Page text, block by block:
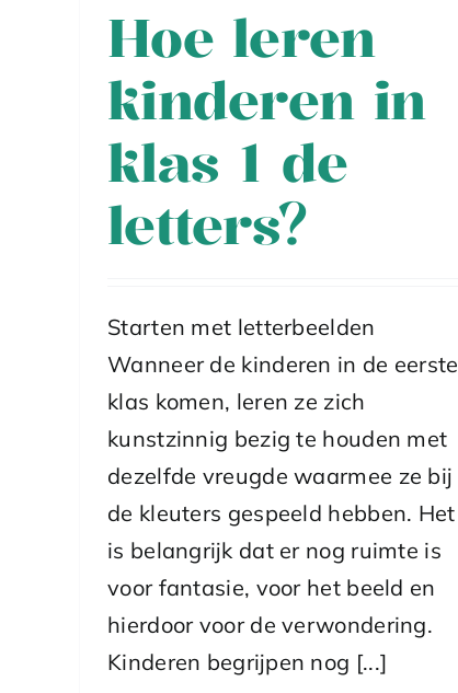
Hoe leren
kinderen in
klas 1 de
letters?
Starten met letterbeelden
Wanneer de kinderen in de eerste
klas komen, leren ze zich
kunstzinnig bezig te houden met
dezelfde vreugde waarmee ze bij
de kleuters gespeeld hebben. Het
is belangrijk dat er nog ruimte is
voor fantasie, voor het beeld en
hierdoor voor de verwondering.
Kinderen begrijpen nog [...]